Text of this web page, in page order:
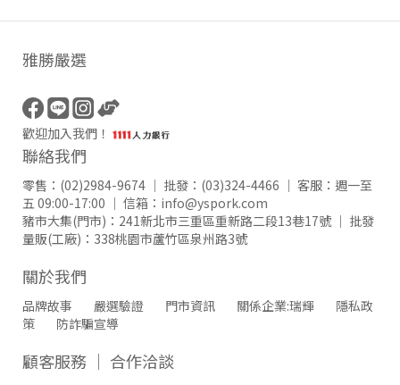
雅勝嚴選
歡迎加入我們！
聯絡我們
零售： (02)2984-9674 ｜ 批發： (03)324-4466 ｜ 客服：週一至
五 09:00-17:00 ｜ 信箱： info@yspork.com
豬市大集(門市)： 241新北市三重區重新路二段13巷17號 ｜ 批發
量販(工廠)： 338桃園市蘆竹區泉州路3號
關於我們
品牌故事 嚴選驗證 門市資訊 關係企業:瑞輝
隱私政
策
防詐騙宣導
顧客服務 ｜ 合作洽談